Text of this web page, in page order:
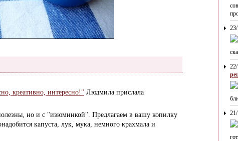
креативно, интересно!" Людмила прислала
но и с "изюминкой". Предлагаем в вашу копилку
капуста, лук, мука, немного крахмала и